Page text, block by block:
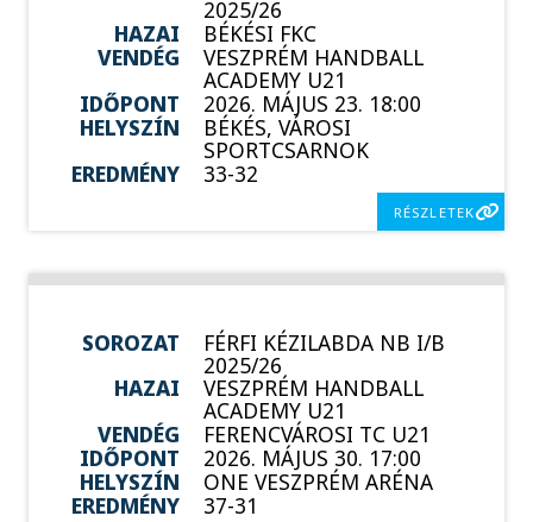
2025/26
HAZAI
BÉKÉSI FKC
VENDÉG
VESZPRÉM HANDBALL
ACADEMY U21
IDŐPONT
2026. MÁJUS 23. 18:00
HELYSZÍN
BÉKÉS, VÁROSI
SPORTCSARNOK
EREDMÉNY
33-32
RÉSZLETEK
SOROZAT FÉRFI KÉZILABDA NB I/B
2025/26
HAZAI
VESZPRÉM HANDBALL
ACADEMY U21
VENDÉG
FERENCVÁROSI TC U21
IDŐPONT
2026. MÁJUS 30. 17:00
HELYSZÍN
ONE VESZPRÉM ARÉNA
EREDMÉNY
37-31